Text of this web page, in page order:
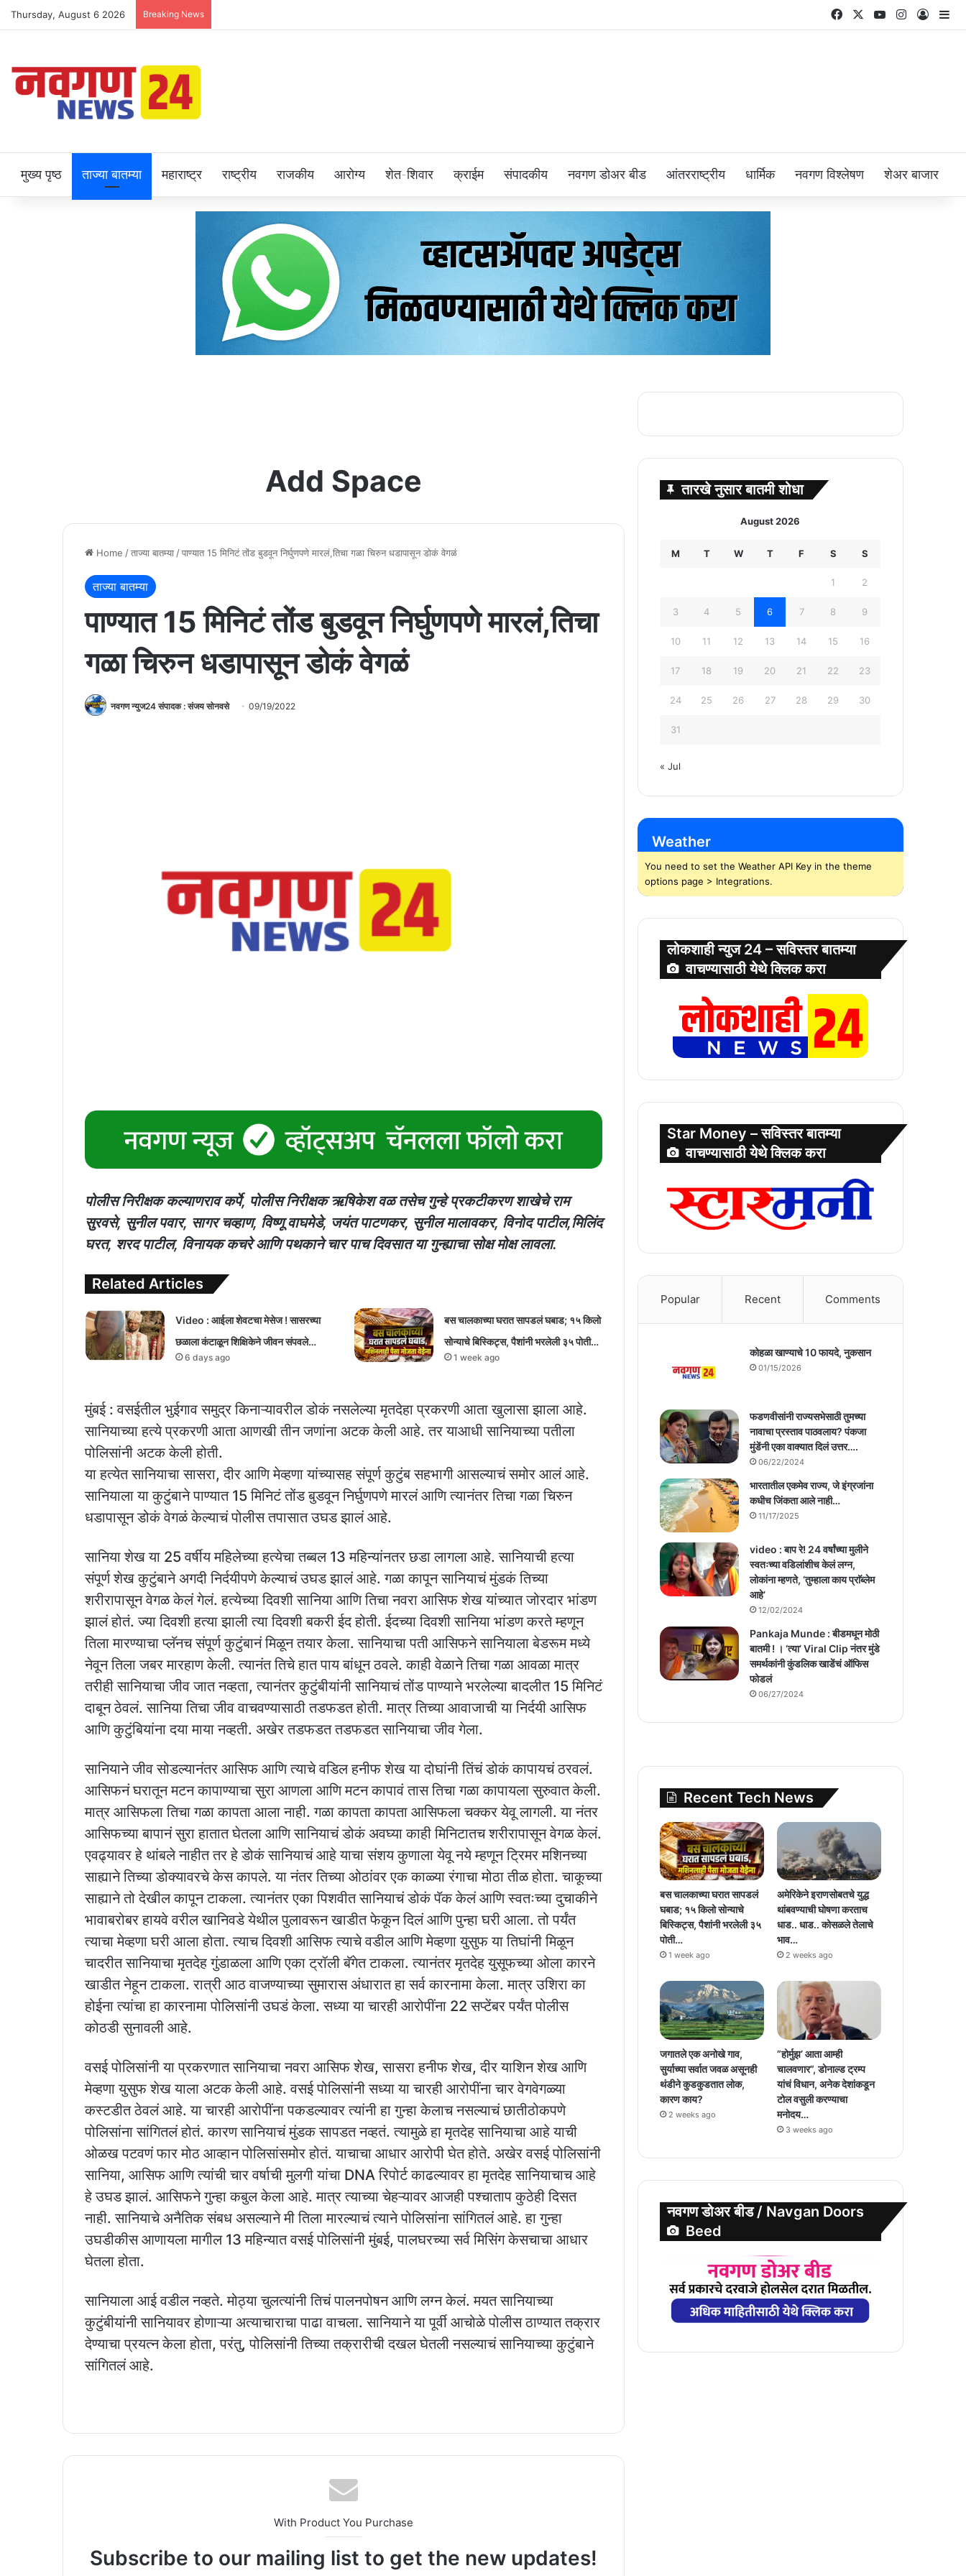
Thursday, August 6 2026 Breaking News FacebookYouTubeInstagram
Log In
मुख्य पृष्ठ ताज्या बातम्या महाराष्ट्र राष्ट्रीय राजकीय आरोग्य शेत-शिवार क्राईम संपादकीय नवगण डोअर बीड आंतरराष्ट्रीय धार्मिक नवगण विश्लेषण शेअर बाजार
Add Space
Home /ताज्या बातम्या /पाण्यात 15 मिनिटं तोंड बुडवून निर्घुणपणे मारलं,तिचा गळा चिरुन धडापासून डोकं वेगळं
ताज्या बातम्या
पाण्यात 15 मिनिटं तोंड बुडवून निर्घुणपणे मारलं,तिचा
गळा चिरुन धडापासून डोकं वेगळं
नवगण न्युज24 संपादक : संजय सोनवसे 09/19/2022
पोलीस निरीक्षक कल्याणराव कर्पे, पोलीस निरीक्षक ऋषिकेश वळ तसेच गुन्हे प्रकटीकरण शाखेचे राम
सुरवसे, सुनील पवार, सागर चव्हाण, विष्णू वाघमेडे, जयंत पाटणकर, सुनील मालावकर, विनोद पाटील,मिलिंद
घरत, शरद पाटील, विनायक कचरे आणि पथकाने चार पाच दिवसात या गुन्ह्याचा सोक्ष मोक्ष लावला.
Related Articles
Video : आईला शेवटचा मेसेज ! सासरच्या
छळाला कंटाळून शिक्षिकेने जीवन संपवले…
6 days ago
बस चालकाच्या घरात सापडलं घबाड; १५ किलो
सोन्याचे बिस्किट्स, पैशांनी भरलेली ३५ पोती…
1 week ago
मुंबई : वसईतील भुईगाव समुद्र किनाऱ्यावरील डोकं नसलेल्या मृतदेहा प्रकरणी आता खुलासा झाला आहे.
सानियाच्या हत्ये प्रकरणी आता आणखी तीन जणांना अटक केली आहे. तर याआधी सानियाच्या पतीला
पोलिसांनी अटक केली होती.
या हत्येत सानियाचा सासरा, दीर आणि मेव्हणा यांच्यासह संपूर्ण कुटुंब सहभागी आसल्याचं समोर आलं आहे.
सानियाला या कुटुंबाने पाण्यात 15 मिनिटं तोंड बुडवून निर्घुणपणे मारलं आणि त्यानंतर तिचा गळा चिरुन
धडापासून डोकं वेगळं केल्याचं पोलीस तपासात उघड झालं आहे.
सानिया शेख या 25 वर्षीय महिलेच्या हत्येचा तब्बल 13 महिन्यांनतर छडा लागला आहे. सानियाची हत्या
संपूर्ण शेख कुटुंबाने अगदी निर्दयीपणे केल्याचं उघड झालं आहे. गळा कापून सानियाचं मुंडकं तिच्या
शरीरापासून वेगळ केलं गेलं. हत्येच्या दिवशी सानिया आणि तिचा नवरा आसिफ शेख यांच्यात जोरदार भांडण
झालं होतं. ज्या दिवशी हत्या झाली त्या दिवशी बकरी ईद होती. ईदच्या दिवशी सानिया भांडण करते म्हणून
तिला मारण्याचा प्लॅनच संपूर्ण कुटुंबानं मिळून तयार केला. सानियाचा पती आसिफने सानियाला बेडरूम मध्ये
नेवून तिला जबर मारहाण केली. त्यानंत तिचे हात पाय बांधून ठवले. काही वेळाने तिचा गळा आवळा मात्र
तरीही सानियाचा जीव जात नव्हता, त्यानंतर कुटुंबीयांनी सानियाचं तोंड पाण्याने भरलेल्या बादलीत 15 मिनिटं
दाबून ठेवलं. सानिया तिचा जीव वाचवण्यासाठी तडफडत होती. मात्र तिच्या आवाजाची या निर्दयी आसिफ
आणि कुटुंबियांना दया माया नव्हती. अखेर तडफडत तडफडत सानियाचा जीव गेला.
सानियाने जीव सोडल्यानंतर आसिफ आणि त्याचे वडिल हनीफ शेख या दोघांनी तिंचं डोकं कापायचं ठरवलं.
आसिफनं घरातून मटन कापाण्याचा सुरा आणला आणि मटन कापावं तास तिचा गळा कापायला सुरुवात केली.
मात्र आसिफला तिचा गळा कापता आला नाही. गळा कापता कापता आसिफला चक्कर येवू लागली. या नंतर
आसिफच्या बापानं सुरा हातात घेतला आणि सानियाचं डोकं अवघ्या काही मिनिटातच शरीरापासून वेगळ केलं.
एवढ्यावर हे थांबले नाहीत तर हे डोकं सानियाचं आहे याचा संशय कुणाला येवू नये म्हणून ट्रिमर मशिनच्या
साह्याने तिच्या डोक्यावरचे केस कापले. या नंतर तिच्या ओठांवर एक काळ्या रंगाचा मोठा तीळ होता. चाकूच्या
साह्याने तो देखील कापून टाकला. त्यानंतर एका पिशवीत सानियाचं डोकं पॅक केलं आणि स्वतःच्या दुचाकीने
भावाबरोबर हायवे वरील खानिवडे येथील पुलावरून खाडीत फेकून दिलं आणि पुन्हा घरी आला. तो पर्यंत
त्याचा मेव्हणा घरी आला होता. त्याच दिवशी आसिफ त्याचे वडील आणि मेव्हणा युसुफ या तिघांनी मिळून
चादरीत सानियाचा मृतदेह गुंडाळला आणि एका ट्रॉली बॅगेत टाकला. त्यानंतर मृतदेह युसूफच्या ओला कारने
खाडीत नेहून टाकला. रात्री आठ वाजण्याच्या सुमारास अंधारात हा सर्व कारनामा केला. मात्र उशिरा का
होईना त्यांचा हा कारनामा पोलिसांनी उघडं केला. सध्या या चारही आरोपींना 22 सप्टेंबर पर्यंत पोलीस
कोठडी सुनावली आहे.
वसई पोलिसांनी या प्रकरणात सानियाचा नवरा आसिफ शेख, सासरा हनीफ शेख, दीर याशिन शेख आणि
मेव्हणा युसुफ शेख याला अटक केली आहे. वसई पोलिसांनी सध्या या चारही आरोपींना चार वेगवेगळ्या
कस्टडीत ठेवलं आहे. या चारही आरोपींना पकडल्यावर त्यांनी हा गुन्हा केलाच नसल्याचं छातीठोकपणे
पोलिसांना सांगितलं होतं. कारण सानियाचं मुंडक सापडत नव्हतं. त्यामुळे हा मृतदेह सानियाचा आहे याची
ओळख पटवणं फार मोठ आव्हान पोलिसांसमोर होतं. याचाचा आधार आरोपी घेत होते. अखेर वसई पोलिसांनी
सानिया, आसिफ आणि त्यांची चार वर्षाची मुलगी यांचा DNA रिपोर्ट काढल्यावर हा मृतदेह सानियाचाच आहे
हे उघड झालं. आसिफने गुन्हा कबुल केला आहे. मात्र त्याच्या चेहऱ्यावर आजही पश्चाताप कुठेही दिसत
नाही. सानियाचे अनैतिक संबध असल्याने मी तिला मारल्याचं त्याने पोलिसांना सांगितलं आहे. हा गुन्हा
उघडीकीस आणायला मागील 13 महिन्यात वसई पोलिसांनी मुंबई, पालघरच्या सर्व मिसिंग केसचाचा आधार
घेतला होता.
सानियाला आई वडील नव्हते. मोठ्या चुलत्यांनी तिचं पालनपोषन आणि लग्न केलं. मयत सानियाच्या
कुटुंबीयांनी सानियावर होणाऱ्या अत्याचाराचा पाढा वाचला. सानियाने या पूर्वी आचोळे पोलीस ठाण्यात तक्रार
देण्याचा प्रयत्न केला होता, परंतु, पोलिसांनी तिच्या तक्रारीची दखल घेतली नसल्याचं सानियाच्या कुटुंबाने
सांगितलं आहे.
With Product You Purchase
Subscribe to our mailing list to get the new updates!
तारखे नुसार बातमी शोधा
August 2026
M T W T F S S
1 2
3 4 5 6 7 8 9
10 11 12 13 14 15 16
17 18 19 20 21 22 23
24 25 26 27 28 29 30
31
« Jul
Weather
You need to set the Weather API Key in the theme
options page > Integrations.
लोकशाही न्युज 24 – सविस्तर बातम्या
वाचण्यासाठी येथे क्लिक करा
Star Money – सविस्तर बातम्या
वाचण्यासाठी येथे क्लिक करा
Popular Recent Comments
कोहळा खाण्याचे 10 फायदे, नुकसान
01/15/2026
फडणवीसांनी राज्यसभेसाठी तुमच्या
नावाचा प्रस्ताव पाठवलाय? पंकजा
मुंडेंनी एका वाक्यात दिलं उत्तर….
06/22/2024
भारतातील एकमेव राज्य, जे इंग्रजांना
कधीच जिंकता आले नाही…
11/17/2025
video : बाप रे! 24 वर्षांच्या मुलीने
स्वतःच्या वडिलांशीच केलं लग्न,
लोकांना म्हणते, ‘तुम्हाला काय प्राॅब्लेम
आहे’
12/02/2024
Pankaja Munde : बीडमधून मोठी
बातमी ! । ‘त्या’ Viral Clip नंतर मुंडे
समर्थकांनी कुंडलिक खाडेंचं ऑफिस
फोडलं
06/27/2024
Recent Tech News
बस चालकाच्या घरात सापडलं
घबाड; १५ किलो सोन्याचे
बिस्किट्स, पैशांनी भरलेली ३५
पोती…
1 week ago
अमेरिकेने इराणसोबतचे युद्ध
थांबवण्याची घोषणा करताच
धाड.. धाड.. कोसळले तेलाचे
भाव…
2 weeks ago
जगातले एक अनोखे गाव,
सुर्याच्या सर्वात जवळ असूनही
थंडीने कुडकुडतात लोक,
कारण काय?
2 weeks ago
”होर्मुझ’ आता आम्ही
चालवणार”, डोनाल्ड ट्रम्प
यांचं विधान, अनेक देशांकडून
टोल वसुली करण्याचा
मनोदय…
3 weeks ago
नवगण डोअर बीड / Navgan Doors
Beed